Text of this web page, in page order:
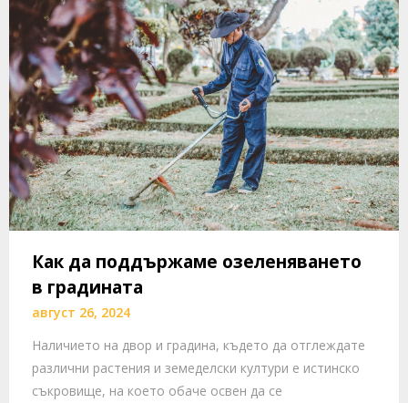
Как да поддържаме озеленяването
в градината
август 26, 2024
Наличието на двор и градина, където да отглеждате
различни растения и земеделски култури е истинско
съкровище, на което обаче освен да се